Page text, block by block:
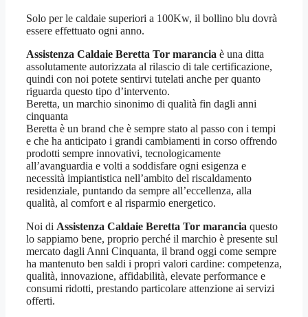
Solo per le caldaie superiori a 100Kw, il bollino blu dovrà
essere effettuato ogni anno.
Assistenza Caldaie Beretta Tor marancia è una ditta
assolutamente autorizzata al rilascio di tale certificazione,
quindi con noi potete sentirvi tutelati anche per quanto
riguarda questo tipo d’intervento.
Beretta, un marchio sinonimo di qualità fin dagli anni
cinquanta
Beretta è un brand che è sempre stato al passo con i tempi
e che ha anticipato i grandi cambiamenti in corso offrendo
prodotti sempre innovativi, tecnologicamente
all’avanguardia e volti a soddisfare ogni esigenza e
necessità impiantistica nell’ambito del riscaldamento
residenziale, puntando da sempre all’eccellenza, alla
qualità, al comfort e al risparmio energetico.
Noi di Assistenza Caldaie Beretta Tor marancia questo
lo sappiamo bene, proprio perché il marchio è presente sul
mercato dagli Anni Cinquanta, il brand oggi come sempre
ha mantenuto ben saldi i propri valori cardine: competenza,
qualità, innovazione, affidabilità, elevate performance e
consumi ridotti, prestando particolare attenzione ai servizi
offerti.